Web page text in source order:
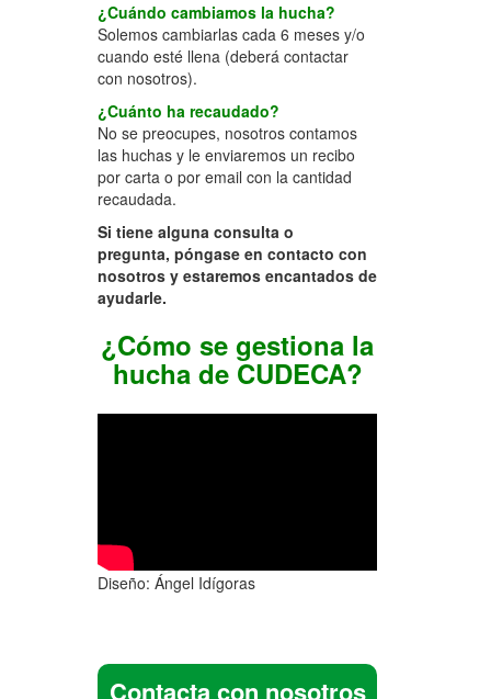
¿Cuándo cambiamos la hucha?
Solemos cambiarlas cada 6 meses y/o
cuando esté llena (deberá contactar
con nosotros).
¿Cuánto ha recaudado?
No se preocupes, nosotros contamos
las huchas y le enviaremos un recibo
por carta o por email con la cantidad
recaudada.
Si tiene alguna consulta o
pregunta, póngase en contacto con
nosotros y estaremos encantados de
ayudarle.
¿Cómo se gestiona la
hucha de CUDECA?
Diseño: Ángel Idígoras
Contacta con nosotros